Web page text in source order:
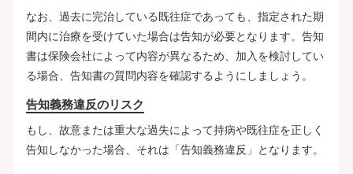
なお、過去に完治している既往症であっても、指定された期
間内に治療を受けていた場合は告知が必要となります。告知
書は保険会社によって内容が異なるため、加入を検討してい
る場合、告知書の質問内容を確認するようにしましょう。
告知義務違反のリスク
もし、故意または重大な過失によって持病や既往症を正しく
告知しなかった場合、それは「告知義務違反」となります。